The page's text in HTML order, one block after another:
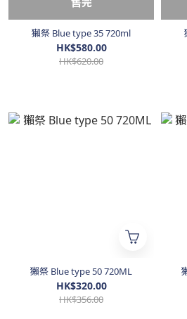
獺祭 Blue type 35 720ml
HK$580.00
HK$620.00
獺祭 Blue type 50 720ML
HK$320.00
HK$356.00